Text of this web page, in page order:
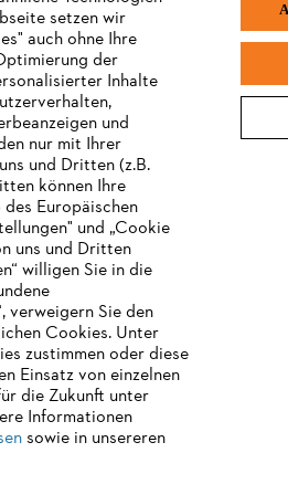
setzen wir
auch ohne Ihre
der
Inhalte
und
nur mit Ihrer
und Dritten (z.B.
können Ihre
Europäischen
und „Cookie
uns und Dritten
willigen Sie in die
verweigern Sie den
Cookies. Unter
zustimmen oder diese
Einsatz von einzelnen
die Zukunft unter
Informationen
sowie in unsereren